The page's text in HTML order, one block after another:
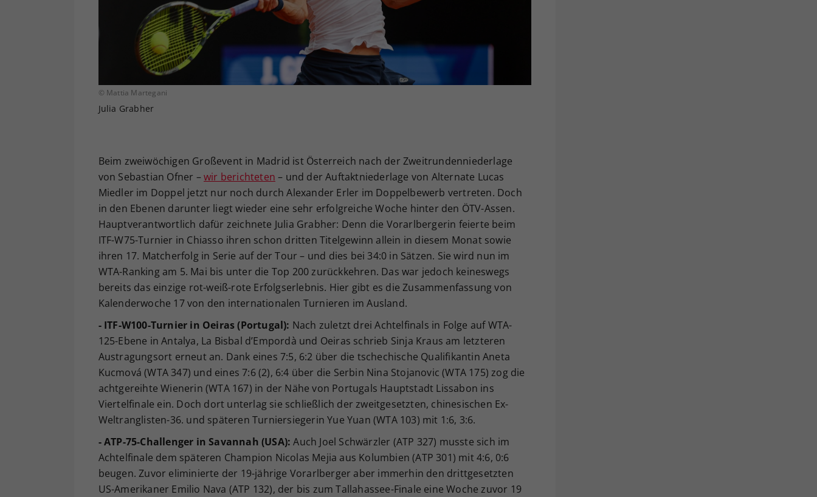
© Mattia Martegani
Julia Grabher
Beim zweiwöchigen Großevent in Madrid ist Österreich nach der Zweitrundenniederlage
von Sebastian Ofner –wir berichteten – und der Auftaktniederlage von Alternate Lucas
Miedler im Doppel jetzt nur noch durch Alexander Erler im Doppelbewerb vertreten. Doch
in den Ebenen darunter liegt wieder eine sehr erfolgreiche Woche hinter den ÖTV-Assen.
Hauptverantwortlich dafür zeichnete Julia Grabher: Denn die Vorarlbergerin feierte beim
ITF-W75-Turnier in Chiasso ihren schon dritten Titelgewinn allein in diesem Monat sowie
ihren 17. Matcherfolg in Serie auf der Tour – und dies bei 34:0 in Sätzen. Sie wird nun im
WTA-Ranking am 5. Mai bis unter die Top 200 zurückkehren. Das war jedoch keineswegs
bereits das einzige rot-weiß-rote Erfolgserlebnis. Hier gibt es die Zusammenfassung von
Kalenderwoche 17 von den internationalen Turnieren im Ausland.
- ITF-W100-Turnier in Oeiras (Portugal): Nach zuletzt drei Achtelfinals in Folge auf WTA-
125-Ebene in Antalya, La Bisbal d’Empordà und Oeiras schrieb Sinja Kraus am letzteren
Austragungsort erneut an. Dank eines 7:5, 6:2 über die tschechische Qualifikantin Aneta
Kucmová (WTA 347) und eines 7:6 (2), 6:4 über die Serbin Nina Stojanovic (WTA 175) zog die
achtgereihte Wienerin (WTA 167) in der Nähe von Portugals Hauptstadt Lissabon ins
Viertelfinale ein. Doch dort unterlag sie schließlich der zweitgesetzten, chinesischen Ex-
Weltranglisten-36. und späteren Turniersiegerin Yue Yuan (WTA 103) mit 1:6, 3:6.
- ATP-75-Challenger in Savannah (USA): Auch Joel Schwärzler (ATP 327) musste sich im
Achtelfinale dem späteren Champion Nicolas Mejia aus Kolumbien (ATP 301) mit 4:6, 0:6
beugen. Zuvor eliminierte der 19-jährige Vorarlberger aber immerhin den drittgesetzten
US-Amerikaner Emilio Nava (ATP 132), der bis zum Tallahassee-Finale eine Woche zuvor 19
Ihrer vorgenommen Einstellungen, falls der
Webseiten-Betreiber dies eingestellt hat.